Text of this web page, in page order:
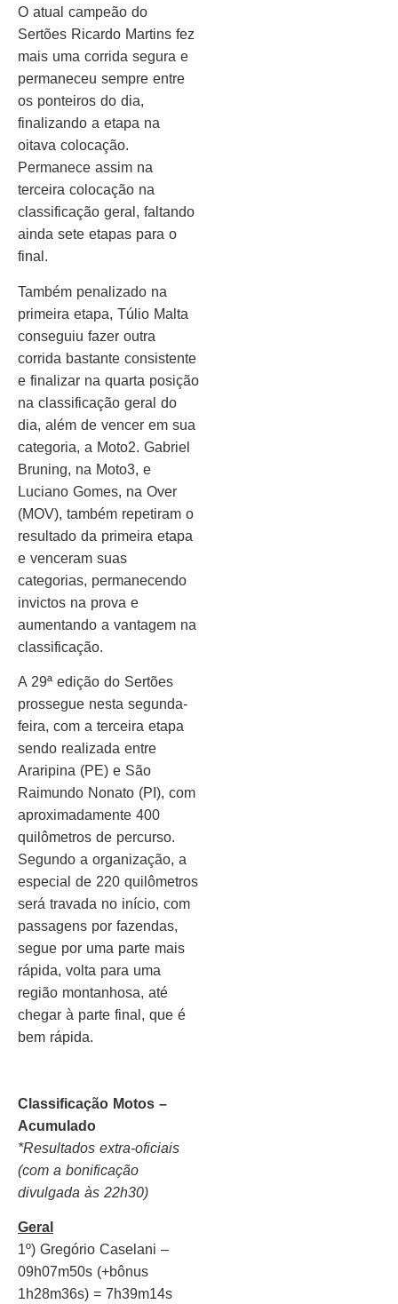
O atual campeão do
Sertões Ricardo Martins fez
mais uma corrida segura e
permaneceu sempre entre
os ponteiros do dia,
finalizando a etapa na
oitava colocação.
Permanece assim na
terceira colocação na
classificação geral, faltando
ainda sete etapas para o
final.
Também penalizado na
primeira etapa, Túlio Malta
conseguiu fazer outra
corrida bastante consistente
e finalizar na quarta posição
na classificação geral do
dia, além de vencer em sua
categoria, a Moto2. Gabriel
Bruning, na Moto3, e
Luciano Gomes, na Over
(MOV), também repetiram o
resultado da primeira etapa
e venceram suas
categorias, permanecendo
invictos na prova e
aumentando a vantagem na
classificação.
A 29ª edição do Sertões
prossegue nesta segunda-
feira, com a terceira etapa
sendo realizada entre
Araripina (PE) e São
Raimundo Nonato (PI), com
aproximadamente 400
quilômetros de percurso.
Segundo a organização, a
especial de 220 quilômetros
será travada no início, com
passagens por fazendas,
segue por uma parte mais
rápida, volta para uma
região montanhosa, até
chegar à parte final, que é
bem rápida.
Classificação Motos –
Acumulado
*Resultados extra-oficiais
(com a bonificação
divulgada às 22h30)
Geral
1º) Gregório Caselani –
09h07m50s (+bônus
1h28m36s) = 7h39m14s